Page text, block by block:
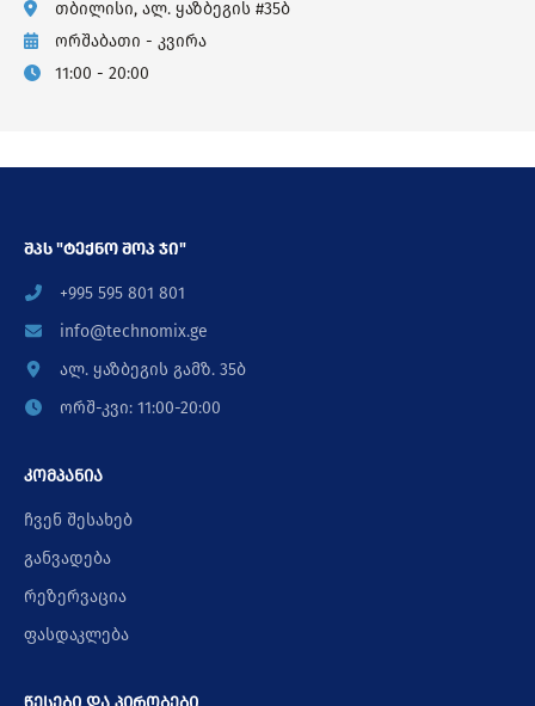
თბილისი, ალ. ყაზბეგის #35ბ
ორშაბათი - კვირა
11:00 - 20:00
შპს "ტექნო შოპ ჯი"
+995 595 801 801
info@technomix.ge
ალ. ყაზბეგის გამზ. 35ბ
ორშ-კვი: 11:00-20:00
კომპანია
ჩვენ შესახებ
განვადება
რეზერვაცია
ფასდაკლება